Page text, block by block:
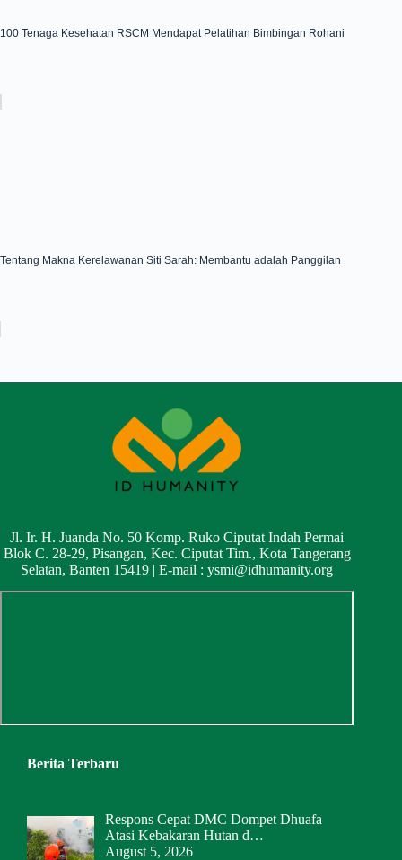
100 Tenaga Kesehatan RSCM Mendapat Pelatihan Bimbingan Rohani
Tentang Makna Kerelawanan Siti Sarah: Membantu adalah Panggilan
Jl. Ir. H. Juanda No. 50 Komp. Ruko Ciputat Indah Permai
Blok C. 28-29, Pisangan, Kec. Ciputat Tim., Kota Tangerang
Selatan, Banten 15419 | E-mail :ysmi@idhumanity.org
Berita Terbaru
Respons Cepat DMC Dompet Dhuafa
Atasi Kebakaran Hutan d…
August 5, 2026